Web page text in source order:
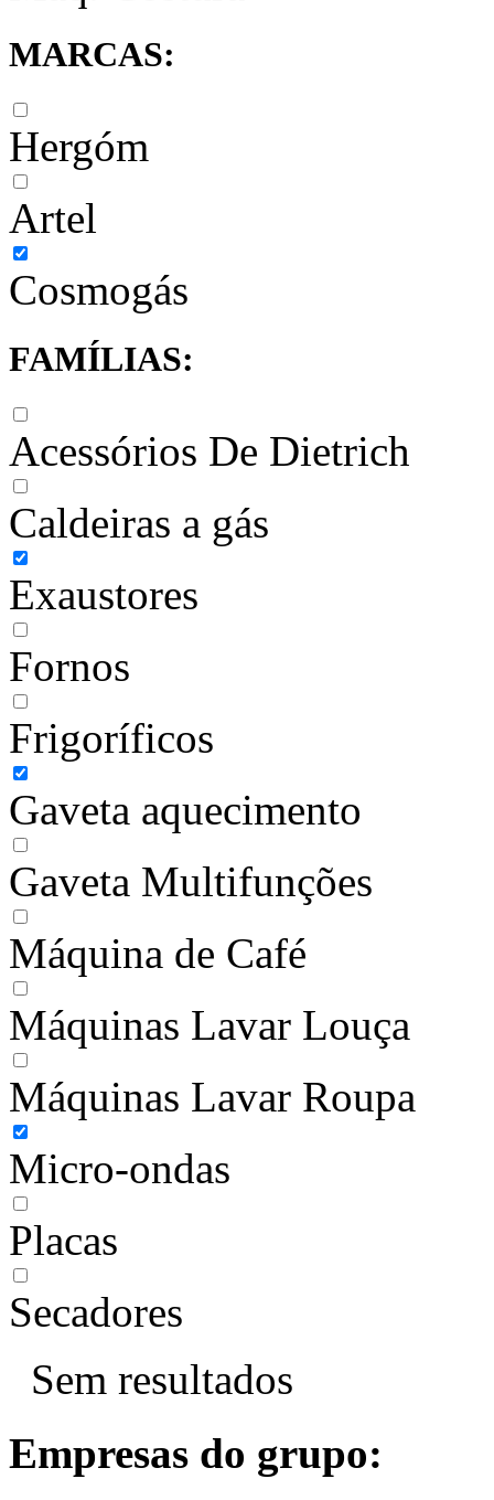
MARCAS:
Hergóm
Artel
Cosmogás
FAMÍLIAS:
Acessórios De Dietrich
Caldeiras a gás
Exaustores
Fornos
Frigoríficos
Gaveta aquecimento
Gaveta Multifunções
Máquina de Café
Máquinas Lavar Louça
Máquinas Lavar Roupa
Micro-ondas
Placas
Secadores
Sem resultados
Empresas do grupo: